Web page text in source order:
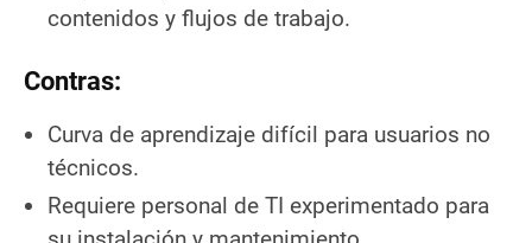
contenidos y flujos de trabajo.
Contras:
Curva de aprendizaje difícil para usuarios no
técnicos.
Requiere personal de TI experimentado para